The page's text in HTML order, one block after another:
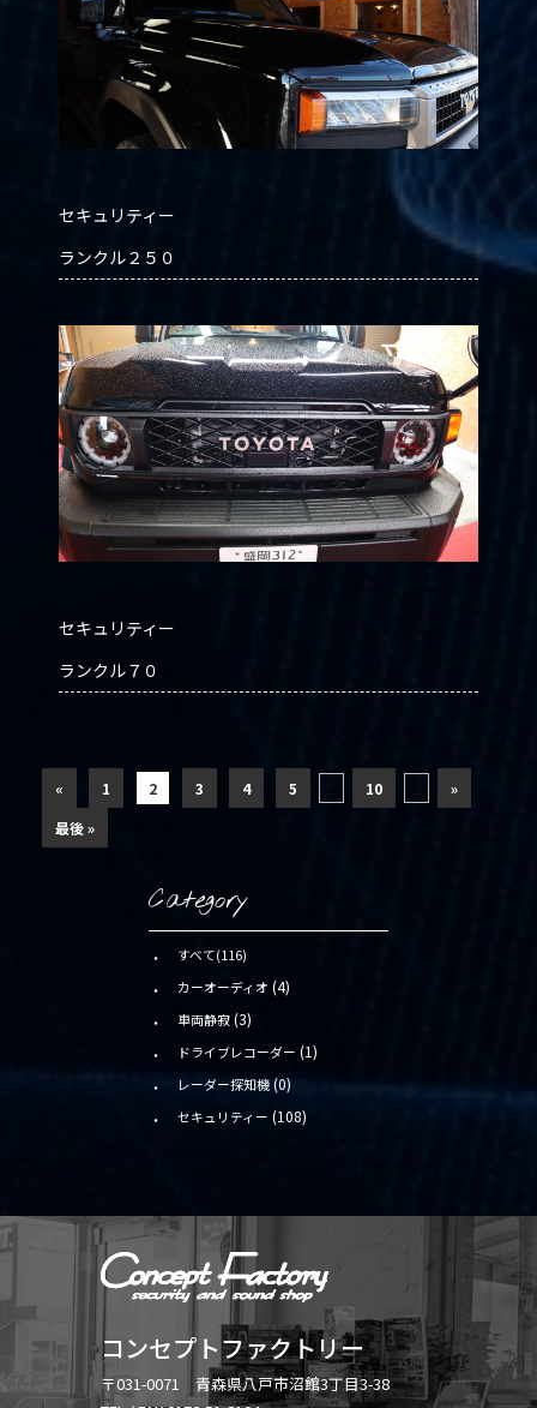
セキュリティー
ランクル２５０
セキュリティー
ランクル７０
« 1 2 3 4 5 10
»
最後 »
Category
すべて(116)
カーオーディオ (4)
車両静寂(3)
ドライブレコーダー (1)
レーダー探知機(0)
セキュリティー (108)
コンセプトファクトリー
〒031-0071 青森県八戸市沼館3丁目3-38